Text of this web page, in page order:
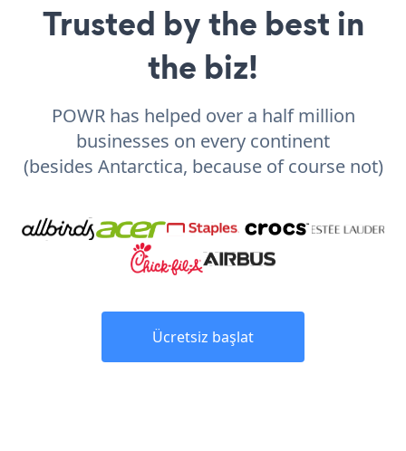
Trusted by the best in
the biz!
POWR has helped over a half million
businesses on every continent
(besides Antarctica, because of course not)
Ücretsiz başlat